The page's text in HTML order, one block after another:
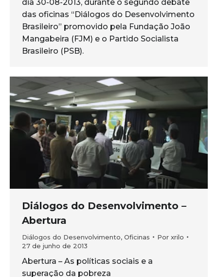
dia 30-08-2013, durante o segundo debate
das oficinas “Diálogos do Desenvolvimento
Brasileiro” promovido pela Fundação João
Mangabeira (FJM) e o Partido Socialista
Brasileiro (PSB).
Diálogos do Desenvolvimento –
Abertura
Diálogos do Desenvolvimento, Oficinas Por xrilo
27 de junho de 2013
Abertura – As políticas sociais e a
superação da pobreza